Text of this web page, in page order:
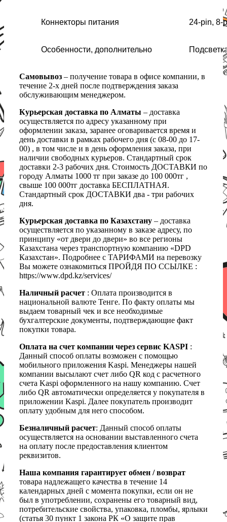
Коннекторы питания 24-pin, 8-
Особенности, дополнительно
Самовывоз – получение товара в офисе компании, в
течение 2-х дней после подтверждения заказа
обслуживающим менеджером.
Курьерская доставка по Алматы – доставка
осуществляется по адресу указанному при
оформлении заказа, заранее оговаривается время и
день доставки в рамках рабочего дня (с 08-00 до 17-
00) , в том числе и в день оформления заказа, при
наличии свободных курьеров. Стандартный срок
доставки 2-3 рабочих дня. Стоимость ДОСТАВКИ по
городу Алматы 1000 тг при заказе до 100 000тг ,
свыше 100 000тг доставка БЕСПЛАТНАЯ.
Стандартный срок ДОСТАВКИ два - три рабочих
дня.
Курьерская доставка по Казахстану – доставка
осуществляется по указанному в заказе адресу, по
принципу «от двери до двери» во все регионы
Казахстана через транспортную компанию «DPD
Казахстан». Подробнее с ТАРИФАМИ на перевозку
Вы можете ознакомиться ПРОЙДЯ ПО ССЫЛКЕ :
https://www.dpd.kz/services/
Наличный расчет : Оплата производится в
национальной валюте Тенге. По факту оплаты мы
выдаем товарный чек и все необходимые
бухгалтерские документы, подтверждающие факт
покупки товара.
Оплата на счет компании через сервис KASPI :
Данный способ оплаты возможен с помощью
мобильного приложения Kaspi. Менеджеры нашей
компании высылают счет либо QR код с расчетного
счета Kaspi оформленного на нашу компанию. Счет
либо QR автоматически определяется у покупателя в
приложении Kaspi. Далее покупатель производит
оплату удобным для него способом.
Безналичный расчет: Данный способ оплаты
осуществляется на основании выставленного счета
на оплату после предоставления клиентом
реквизитов.
Наша компания гарантирует обмен / возврат
товара надлежащего качества в течение 14
календарных дней с момента покупки, если он не
был в употреблении, сохранены его товарный вид,
потребительские свойства, упаковка, пломбы, ярлыки
(статья 30 пункт 1 закона РК «О защите прав